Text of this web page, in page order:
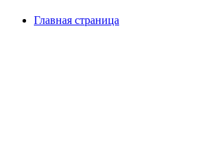
Главная страница